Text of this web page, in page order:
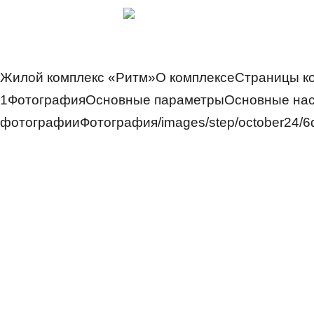
Жилой комплекс «Ритм»О комплексеСтраницы
1ФотографияОсновные параметрыОсновные
фотографииФотография/images/step/october24/